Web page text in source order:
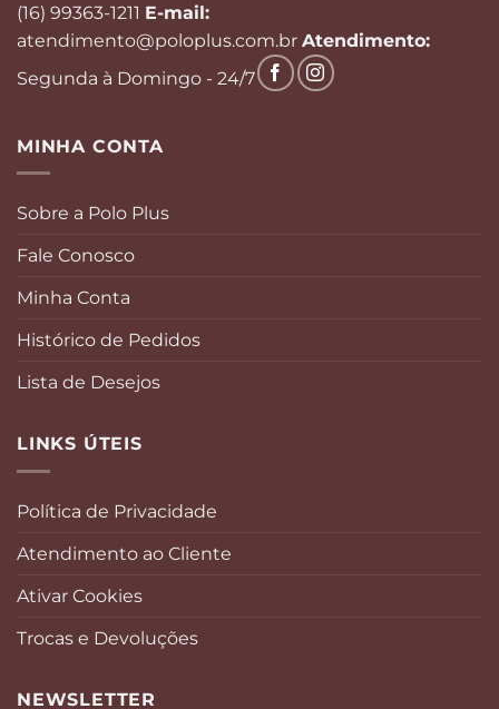
(16) 99363-1211 E-mail:
atendimento@poloplus.com.br Atendimento:
Segunda à Domingo - 24/7
MINHA CONTA
Sobre a Polo Plus
Fale Conosco
Minha Conta
Histórico de Pedidos
Lista de Desejos
LINKS ÚTEIS
Política de Privacidade
Atendimento ao Cliente
Ativar Cookies
Trocas e Devoluções
NEWSLETTER